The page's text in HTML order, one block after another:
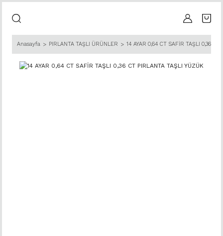
Anasayfa PIRLANTA TAŞLI ÜRÜNLER 14 AYAR 0,64 CT SAFİR TAŞLI 0,36 CT